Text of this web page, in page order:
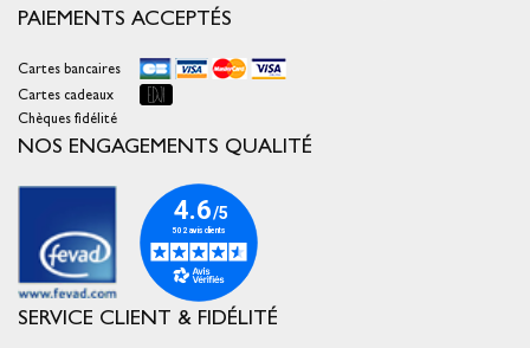
PAIEMENTS ACCEPTÉS
Cartes bancaires
Cartes cadeaux
Chèques fidélité
NOS ENGAGEMENTS QUALITÉ
SERVICE CLIENT & FIDÉLITÉ